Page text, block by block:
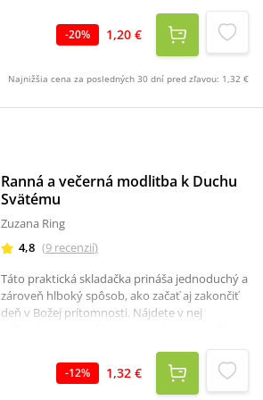
nej každý rodič našiel presne to, čo jeho srdce
práve túži vyprosiť. Vložte budúcnosť svojich
detí do Božích rúk a majte tieto mocné
imprimatur.
-20% 1,20 €
Najnižšia cena za posledných 30 dní pred zľavou: 1,32 €
Ranná a večerná modlitba k Duchu
Svätému
Zuzana Ring
4,8 (9 recenzií)
Táto praktická skladačka prináša jednoduchý a
zároveň hlboký spôsob, ako začať aj zakončiť
deň v Božej prítomnosti. Nájdete v nej
Duchu Svätému, rannú a večernú modlitbu k
Duchu Svätému a taktiež krátke strelné
modlitby.Texty vedú k otvorenosti voči
-12% 1,32 €